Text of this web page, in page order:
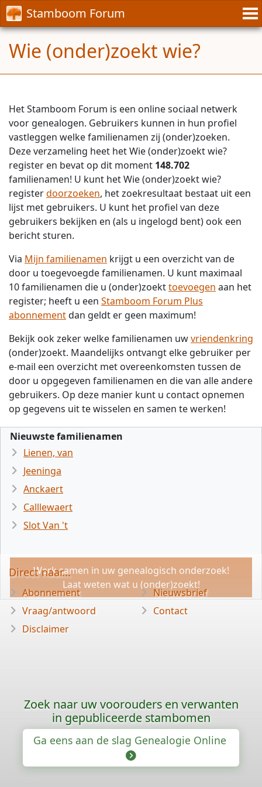
Stamboom Forum
Wie (onder)zoekt wie?
Het Stamboom Forum is een online sociaal netwerk
voor genealogen. Gebruikers kunnen in hun profiel
vastleggen welke familienamen zij (onder)zoeken.
Deze verzameling heet het Wie (onder)zoekt wie?
register en bevat op dit moment 148.702
familienamen! U kunt het Wie (onder)zoekt wie?
registerdoorzoeken, het zoekresultaat bestaat uit een
lijst met gebruikers. U kunt het profiel van deze
gebruikers bekijken en (als u ingelogd bent) ook een
bericht sturen.
Via Mijn familienamen krijgt u een overzicht van de
door u toegevoegde familienamen. U kunt maximaal
10 familienamen die u (onder)zoekttoevoegen aan het
register; heeft u een Stamboom Forum Plus
abonnementdan geldt er geen maximum!
Bekijk ook zeker welke familienamen uwvriendenkring
(onder)zoekt. Maandelijks ontvangt elke gebruiker per
e-mail een overzicht met overeenkomsten tussen de
door u opgegeven familienamen en die van alle andere
gebruikers. Op deze manier kunt u contact opnemen
op gegevens uit te wisselen en samen te werken!
Nieuwste familienamen
Lienen, van
Jeeninga
Anckaert
Calllewaert
Slot Van 't
Werk samen in uw genealogisch onderzoek!
Laat weten wat u (onder)zoekt!
Direct naar...
Abonnement
Vraag/antwoord
Disclaimer
Nieuwsbrief
Contact
Zoek naar uw voorouders en verwanten
in gepubliceerde stambomen
Ga eens aan de slag Genealogie Online